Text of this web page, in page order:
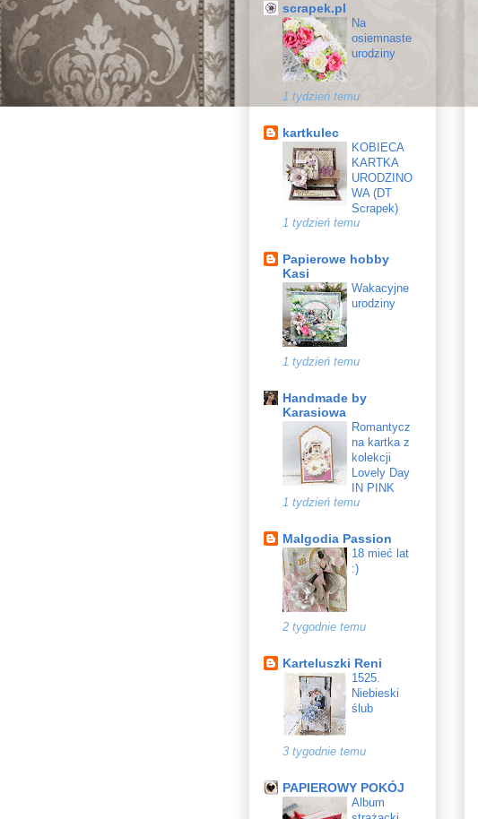
scrapek.pl
Na
osiemnaste
urodziny
1 tydzień temu
kartkulec
KOBIECA
KARTKA
URODZINO
WA (DT
Scrapek)
1 tydzień temu
Papierowe hobby
Kasi
Wakacyjne
urodziny
1 tydzień temu
Handmade by
Karasiowa
Romantycz
na kartka z
kolekcji
Lovely Day
IN PINK
1 tydzień temu
Malgodia Passion
18 mieć lat
:)
2 tygodnie temu
Karteluszki Reni
1525.
Niebieski
ślub
3 tygodnie temu
PAPIEROWY POKÓJ
Album